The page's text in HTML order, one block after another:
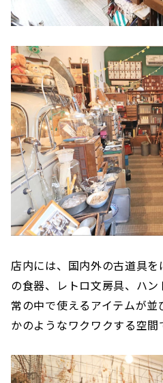
店内には、国内外の古道具
の食器、レトロ文房具、ハ
常の中で使えるアイテムが
かのようなワクワクする空間